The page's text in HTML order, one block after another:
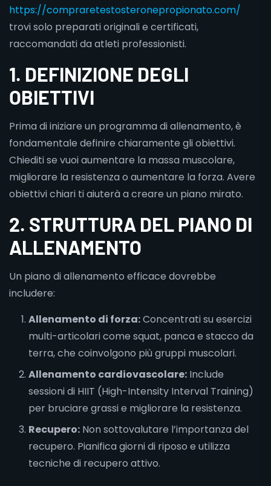
https://compraretestosteronepropionato.com/
trovi solo preparati originali e certificati,
raccomandati da atleti professionisti.
1. DEFINIZIONE DEGLI
OBIETTIVI
Prima di iniziare un programma di allenamento, è
fondamentale definire chiaramente gli obiettivi.
Chiediti se vuoi aumentare la massa muscolare,
migliorare la resistenza o aumentare la forza. Avere
obiettivi chiari ti aiuterà a creare un piano mirato.
2. STRUTTURA DEL PIANO DI
ALLENAMENTO
Un piano di allenamento efficace dovrebbe
includere:
Allenamento di forza:Concentrati su esercizi
multi-articolari come squat, panca e stacco da
terra, che coinvolgono più gruppi muscolari.
Allenamento cardiovascolare: Include
sessioni di HIIT (High-Intensity Interval Training)
per bruciare grassi e migliorare la resistenza.
Recupero: Non sottovalutare l’importanza del
recupero. Pianifica giorni di riposo e utilizza
tecniche di recupero attivo.